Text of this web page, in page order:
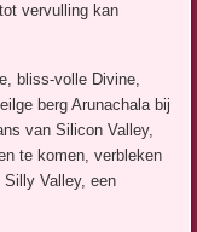
vervulling kan
bliss-volle Divine,
berg Arunachala bij
van Silicon Valley,
te komen, verbleken
Valley, een